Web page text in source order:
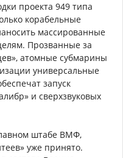
проекта 949 типа
корабельные
массированные
Прозванные за
атомные субмарины
универсальные
запуск
и сверхзвуковых
штабе ВМФ,
уже принято.